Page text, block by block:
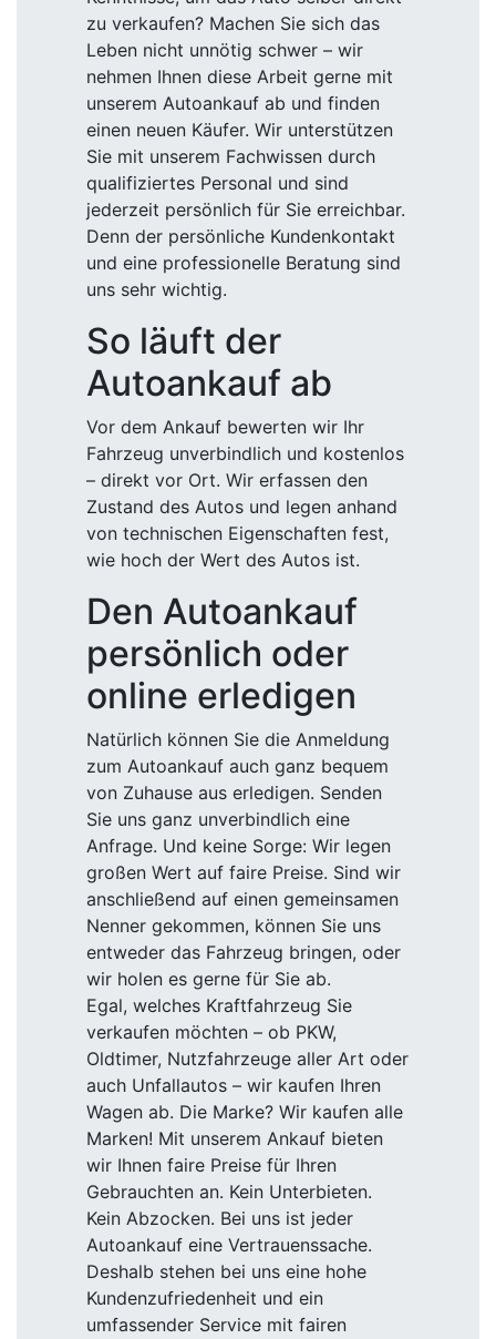
zu verkaufen? Machen Sie sich das
Leben nicht unnötig schwer – wir
nehmen Ihnen diese Arbeit gerne mit
unserem Autoankauf ab und finden
einen neuen Käufer. Wir unterstützen
Sie mit unserem Fachwissen durch
qualifiziertes Personal und sind
jederzeit persönlich für Sie erreichbar.
Denn der persönliche Kundenkontakt
und eine professionelle Beratung sind
uns sehr wichtig.
So läuft der
Autoankauf ab
Vor dem Ankauf bewerten wir Ihr
Fahrzeug unverbindlich und kostenlos
– direkt vor Ort. Wir erfassen den
Zustand des Autos und legen anhand
von technischen Eigenschaften fest,
wie hoch der Wert des Autos ist.
Den Autoankauf
persönlich oder
online erledigen
Natürlich können Sie die Anmeldung
zum Autoankauf auch ganz bequem
von Zuhause aus erledigen. Senden
Sie uns ganz unverbindlich eine
Anfrage. Und keine Sorge: Wir legen
großen Wert auf faire Preise. Sind wir
anschließend auf einen gemeinsamen
Nenner gekommen, können Sie uns
entweder das Fahrzeug bringen, oder
wir holen es gerne für Sie ab.
Egal, welches Kraftfahrzeug Sie
verkaufen möchten – ob PKW,
Oldtimer, Nutzfahrzeuge aller Art oder
auch Unfallautos – wir kaufen Ihren
Wagen ab. Die Marke? Wir kaufen alle
Marken! Mit unserem Ankauf bieten
wir Ihnen faire Preise für Ihren
Gebrauchten an. Kein Unterbieten.
Kein Abzocken. Bei uns ist jeder
Autoankauf eine Vertrauenssache.
Deshalb stehen bei uns eine hohe
Kundenzufriedenheit und ein
umfassender Service mit fairen